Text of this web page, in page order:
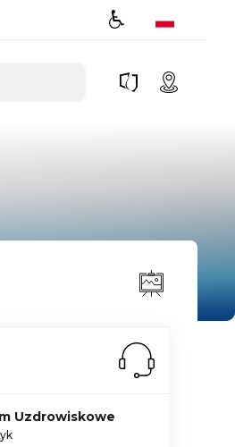
Uzdrowiskowe